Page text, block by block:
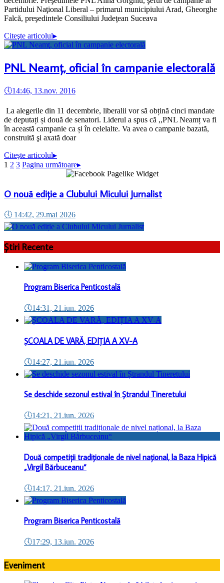
Partidului Naţional Liberal – primarul municipiului Arad, Gheorghe
Falcă, preşedintele Consiliului Judeţean Suceava
Citeşte articolul▸
PNL Neamţ, oficial în campanie electorală
🕔14:46, 13.nov. 2016
La alegerile din 11 decembrie, liberalii vor să obțină cinci mandate
de deputați și două de senatori. Liderul a spus că ,,PNL Neamț va fi
în această campanie ca și în celelalte. Va avea o campanie bazată,
construită şi axată doar
Citeşte articolul▸
1 2 3 Pagina următoare▸
O nouă ediție a Clubului Micului Jurnalist
🕔 14:42, 29.mai 2026
Știri Recente
Program Biserica Penticostală
🕔14:31, 21.iun. 2026
ȘCOALA DE VARĂ, EDIȚIA A XV-A
🕔14:27, 21.iun. 2026
Se deschide sezonul estival în Ștrandul Tineretului
🕔14:21, 21.iun. 2026
Două competiții tradiționale de nivel național, la Baza Hipică
„Virgil Bărbuceanu“
🕔14:17, 21.iun. 2026
Program Biserica Penticostală
🕔17:29, 13.iun. 2026
Eveniment